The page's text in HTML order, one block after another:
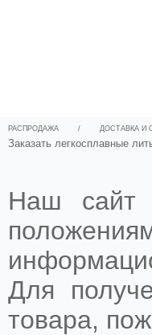
РАСПРОДАЖА / ДОСТАВКА И
Заказать легкосплавные
Наш сайт
Для
товара,